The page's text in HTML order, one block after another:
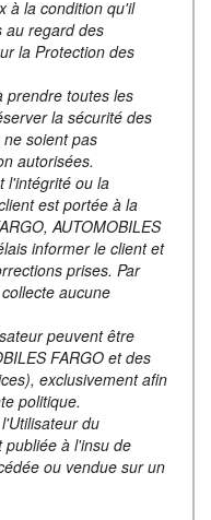
à la condition qu'il
au regard des
la Protection des
prendre toutes les
la sécurité des
soient pas
autorisées.
l'intégrité ou la
est portée à la
AUTOMOBILES
informer le client et
prises. Par
aucune
peuvent être
FARGO et des
exclusivement afin
politique.
du
à l'insu de
ou vendue sur un